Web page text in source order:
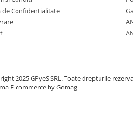
de Confidentialitate
2025 GPyeS SRL. Toate drepturile
E-commerce by Gomag